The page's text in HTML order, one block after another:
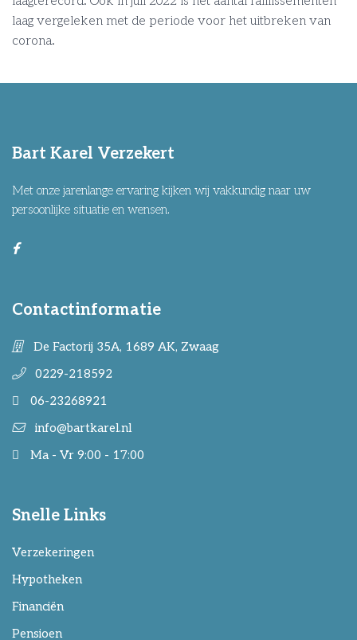
laag vergeleken met de periode voor het uitbreken van
corona.
Bart Karel Verzekert
Met onze jarenlange ervaring kijken wij vakkundig naar uw
persoonlijke situatie en wensen.
Contactinformatie
De Factorij 35A, 1689 AK, Zwaag
0229-218592
06-23268921
info@bartkarel.nl
Ma - Vr 9:00 - 17:00
Snelle Links
Verzekeringen
Hypotheken
Financiën
Pensioen